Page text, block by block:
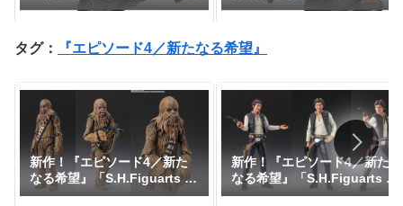
ビュー】
タグ： 『エピソード4／新たなる希望』
新作！『エピソード4／新た
なる希望』「S.H.Figuarts チ
ューバッカ -Classic Ver.-
新作！『エピソード4／新た
なる希望』「S.H.Figuarts ハ
ン・ソロ -Classic Ver.-